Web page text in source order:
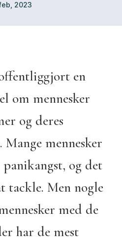
2023
en
om mennesker
og deres
mennesker
og det
tackle. Men nogle
med de
har de mest